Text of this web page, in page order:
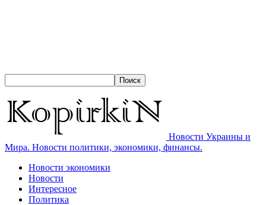
Новости Украины и
Мира. Новости политики, экономики, финансы.
Новости экономики
Новости
Интересное
Политика